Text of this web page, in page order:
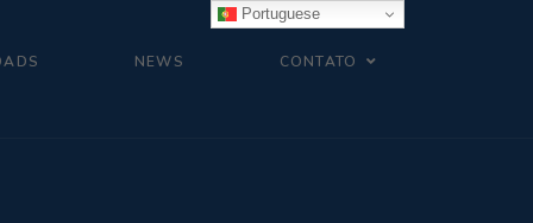
NEWS CONTATO
Portuguese